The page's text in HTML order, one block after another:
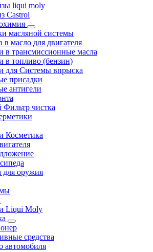
liqui moly
Castrol
масляной системы
в масло для двигателя
в трансмиссионные масла
в топливо (бензин)
для Системы впрыска
присадки
антигели
чистка
Косметика
для оружия
Liqui Moly
средства
автомобиля